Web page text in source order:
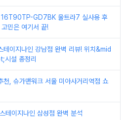
GD7BK 울트라7 실사용 후
민은 여기서 끝!
테이지나인 강남점 완벽 리뷰! 위치&mid
설 총정리
천, 슈가맨워크 서울 미아사거리역점 쇼
테이지나인 삼성점 완벽 분석